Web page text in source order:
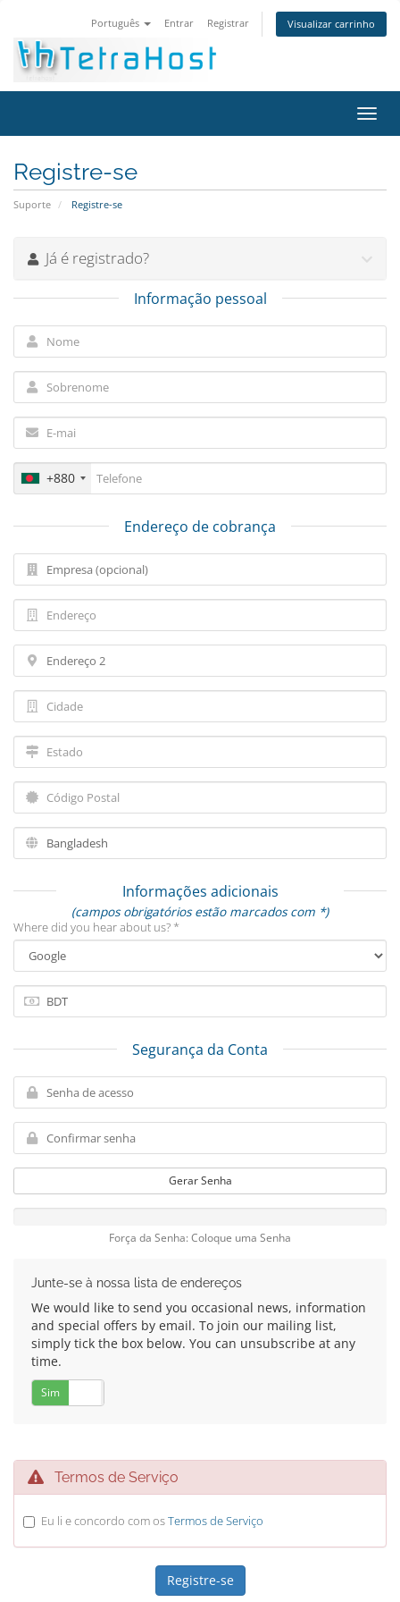
Português Entrar Registrar Visualizar carrinho
Registre-se
Suporte Registre-se
Já é registrado?
Informação pessoal
+880
Endereço de cobrança
Informações adicionais
(campos obrigatórios estão marcados com *)
Where did you hear about us? *
Segurança da Conta
Gerar Senha
Força da Senha: Coloque uma Senha
Junte-se à nossa lista de endereços
We would like to send you occasional news, information
and special offers by email. To join our mailing list,
simply tick the box below. You can unsubscribe at any
time.
Sim
Termos de Serviço
Eu li e concordo com osTermos de Serviço